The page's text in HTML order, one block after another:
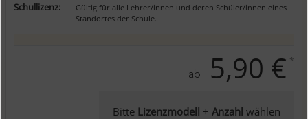
Schullizenz:
Gültig für alle Lehrer/innen und deren Schüler/innen eines
Standortes der Schule.
ab 5,90 € *
Bitte Lizenzmodell +Anzahl wählen